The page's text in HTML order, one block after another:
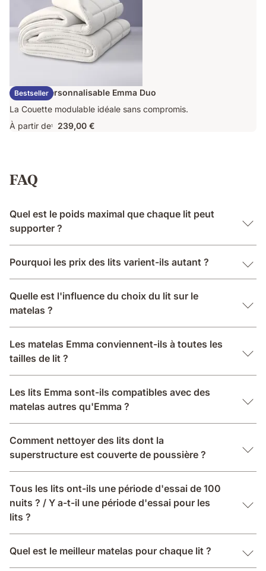
Bestseller
Couette Personnalisable Emma Duo
La Couette modulable idéale sans compromis.
À partir de1 239,00 €
FAQ
Quel est le poids maximal que chaque lit peut
supporter ?
Pourquoi les prix des lits varient-ils autant ?
Quelle est l'influence du choix du lit sur le
matelas ?
Les matelas Emma conviennent-ils à toutes les
tailles de lit ?
Les lits Emma sont-ils compatibles avec des
matelas autres qu'Emma ?
Comment nettoyer des lits dont la
superstructure est couverte de poussière ?
Tous les lits ont-ils une période d'essai de 100
nuits ? / Y a-t-il une période d'essai pour les
lits ?
Quel est le meilleur matelas pour chaque lit ?